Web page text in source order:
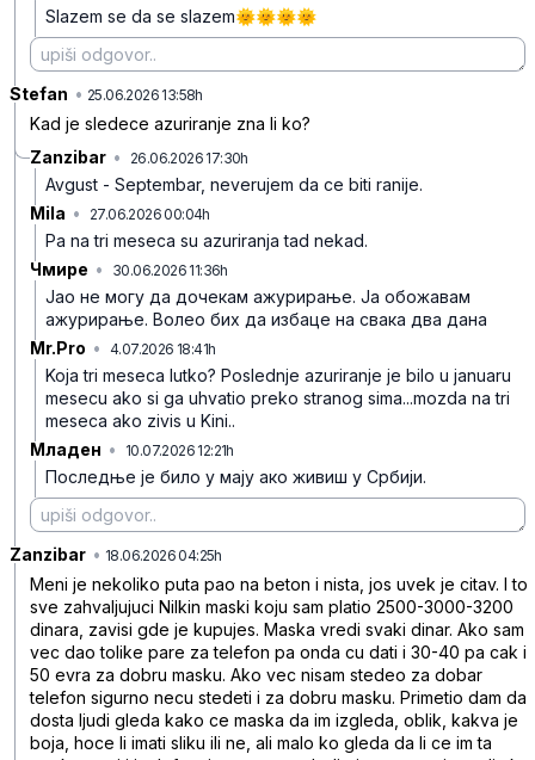
Slazem se da se slazem🌞🌞🌞🌞
Stefan • 25.06.2026 13:58h
Kad je sledece azuriranje zna li ko?
Zanzibar • 26.06.2026 17:30h
Avgust - Septembar, neverujem da ce biti ranije.
Mila • 27.06.2026 00:04h
Pa na tri meseca su azuriranja tad nekad.
Чмире • 30.06.2026 11:36h
Јао не могу да дочекам ажурирање. Ја обожавам
ажурирање. Волео бих да избаце на свака два дана
Mr.Pro • 4.07.2026 18:41h
Koja tri meseca lutko? Poslednje azuriranje je bilo u januaru
mesecu ako si ga uhvatio preko stranog sima...mozda na tri
meseca ako zivis u Kini..
Младен • 10.07.2026 12:21h
Последње је било у мају ако живиш у Србији.
Zanzibar • 18.06.2026 04:25h
Meni je nekoliko puta pao na beton i nista, jos uvek je citav. I to
sve zahvaljujuci Nilkin maski koju sam platio 2500-3000-3200
dinara, zavisi gde je kupujes. Maska vredi svaki dinar. Ako sam
vec dao tolike pare za telefon pa onda cu dati i 30-40 pa cak i
50 evra za dobru masku. Ako vec nisam stedeo za dobar
telefon sigurno necu stedeti i za dobru masku. Primetio dam da
dosta ljudi gleda kako ce maska da im izgleda, oblik, kakva je
boja, hoce li imati sliku ili ne, ali malo ko gleda da li ce im ta